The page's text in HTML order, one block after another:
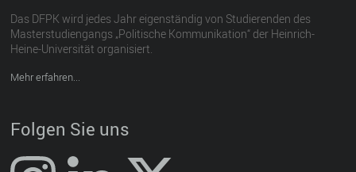
Das DFPK wird jedes Jahr eigenständig von Studierenden des
Masterstudiengangs „Politische Kommunikation“ der Heinrich-
Heine-Universität organisiert.
Mehr erfahren...
Folgen Sie uns